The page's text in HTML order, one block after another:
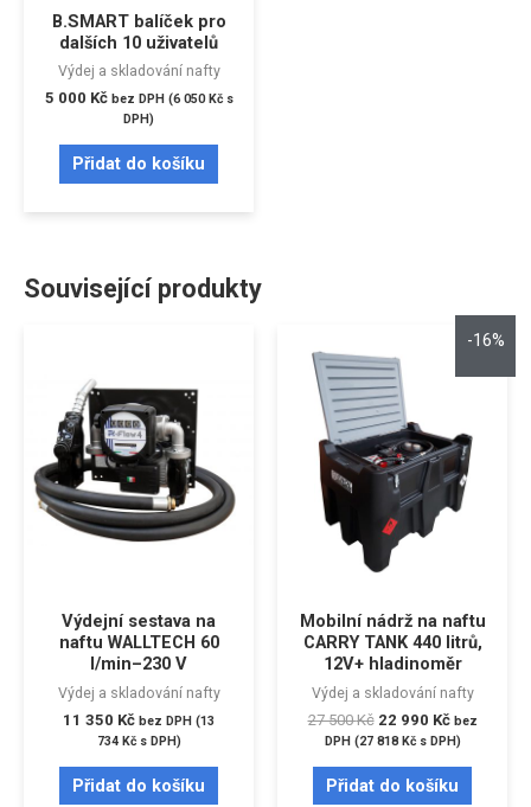
B.SMART balíček pro
dalších 10 uživatelů
Výdej a skladování nafty
5 000 Kč bez DPH (6 050 Kčs
DPH)
Přidat do košíku
Související produkty
Výdejní sestava na
naftu WALLTECH 60
l/min–230 V
Výdej a skladování nafty
11 350 Kč bez DPH (13
734 Kčs DPH)
Přidat do košíku
-16%
Mobilní nádrž na naftu
CARRY TANK 440 litrů,
12V+ hladinoměr
Výdej a skladování nafty
27 500Kč 22 990 Kč bez
DPH (27 818 Kčs DPH)
Přidat do košíku